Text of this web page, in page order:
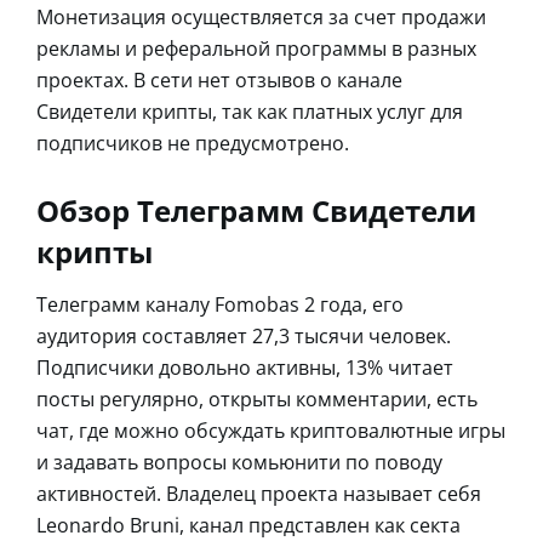
Монетизация осуществляется за счет продажи
рекламы и реферальной программы в разных
проектах. В сети нет отзывов о канале
Свидетели крипты, так как платных услуг для
подписчиков не предусмотрено.
Обзор Телеграмм Свидетели
крипты
Телеграмм каналу Fomobas 2 года, его
аудитория составляет 27,3 тысячи человек.
Подписчики довольно активны, 13% читает
посты регулярно, открыты комментарии, есть
чат, где можно обсуждать криптовалютные игры
и задавать вопросы комьюнити по поводу
активностей. Владелец проекта называет себя
Leonardo Bruni, канал представлен как секта